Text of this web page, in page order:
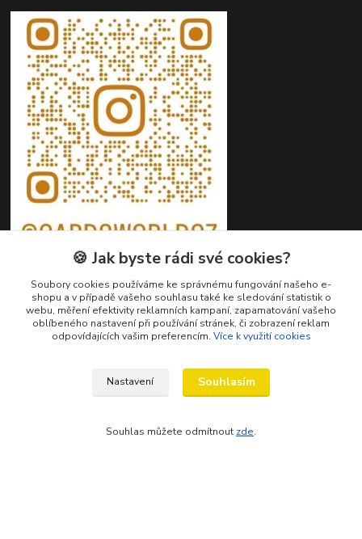
Kontakty
+420 607 583 609
(Po-Pá, 8-16 hod.)
info@cardsworld.cz
🍪 Jak byste rádi své cookies?
Soubory cookies používáme ke správnému fungování našeho e-
shopu a v případě vašeho souhlasu také ke sledování statistik o
webu, měření efektivity reklamních kampaní, zapamatování vašeho
oblíbeného nastavení při používání stránek, či zobrazení reklam
odpovídajících vašim preferencím. Více k využití cookies
Nastavení Souhlasím
Souhlas můžete odmítnout zde.